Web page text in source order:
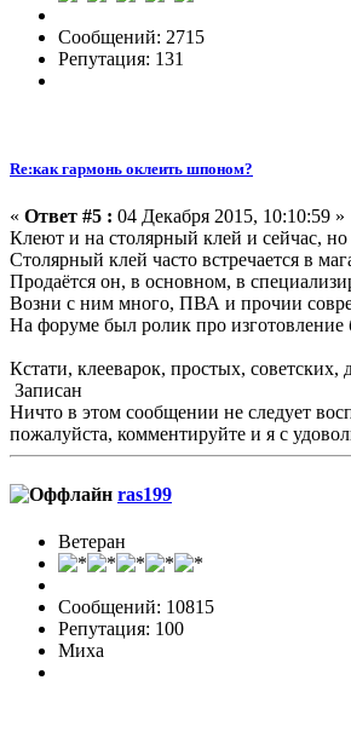
Сообщений: 2715
Репутация: 131
Re:как гармонь оклеить шпоном?
« Ответ #5 : 04 Декабря 2015, 10:10:59 »
Клеют и на столярный клей и сейчас,
Столярный клей часто встречается в
Продаётся он, в основном, в
Возни с ним много, ПВА и прочии
На форуме был ролик про изготовление
Кстати, клееварок, простых,
Записан
Ничто в этом сообщении не следует
пожалуйста, комментируйте и я с
ras199
Ветеран
Сообщений: 10815
Репутация: 100
Миха